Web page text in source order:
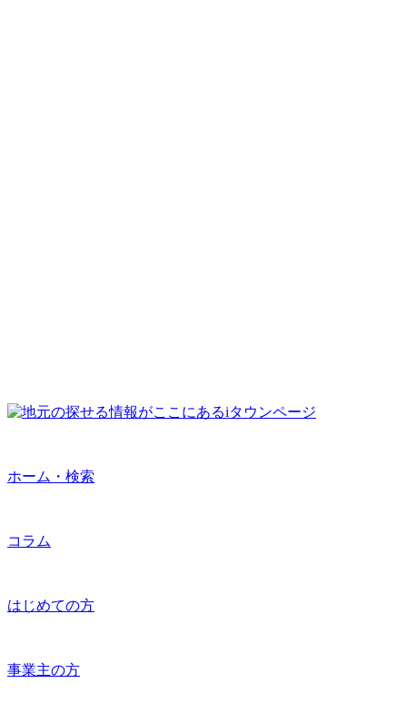
ホーム・検索
コラム
はじめての方
事業主の方